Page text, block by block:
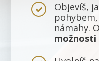
Objevíš,
námahy.
možnosti